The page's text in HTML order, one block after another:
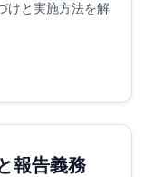
けと実施方法を解
報告義務